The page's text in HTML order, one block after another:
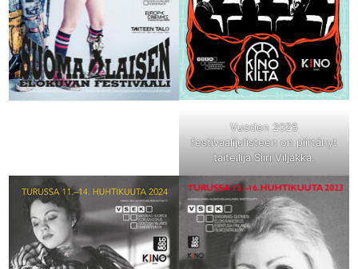
Vuoden 2025
festivaalijulisteen on piirtänyt
taiteilija Siiri Viljakka.